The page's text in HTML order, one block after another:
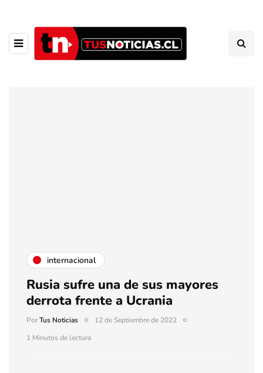
internacional
Rusia sufre una de sus mayores
derrota frente a Ucrania
PorTus Noticias
12 de Septiembre de 2022
1 Minutos de lectura